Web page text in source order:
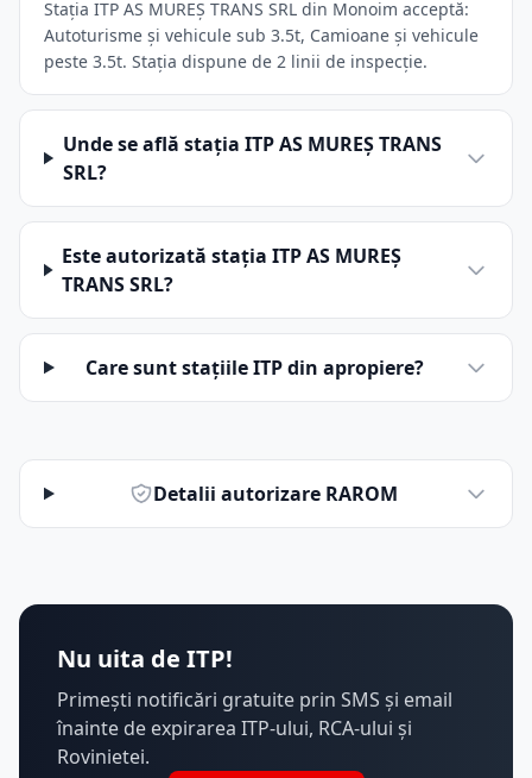
Stația ITP AS MUREŞ TRANS SRL din Monoim acceptă:
Autoturisme și vehicule sub 3.5t, Camioane și vehicule
peste 3.5t. Stația dispune de 2 linii de inspecție.
Unde se află stația ITP AS MUREŞ TRANS
SRL?
Este autorizată stația ITP AS MUREŞ
TRANS SRL?
Care sunt stațiile ITP din apropiere?
Detalii autorizare RAROM
Nu uita de ITP!
Primești notificări gratuite prin SMS și email
înainte de expirarea ITP-ului, RCA-ului și
Rovinietei.